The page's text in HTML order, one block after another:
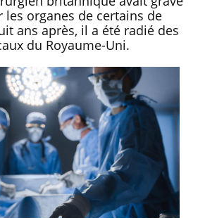
les organes de certains de
ans après, il a été radié des
du Royaume-Uni.